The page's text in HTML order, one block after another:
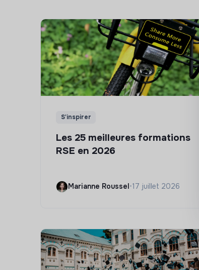
S'inspirer
Les 25 meilleures formations
RSE en 2026
Marianne Roussel•17 juillet 2026